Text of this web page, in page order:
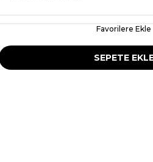
Favorilere Ekle